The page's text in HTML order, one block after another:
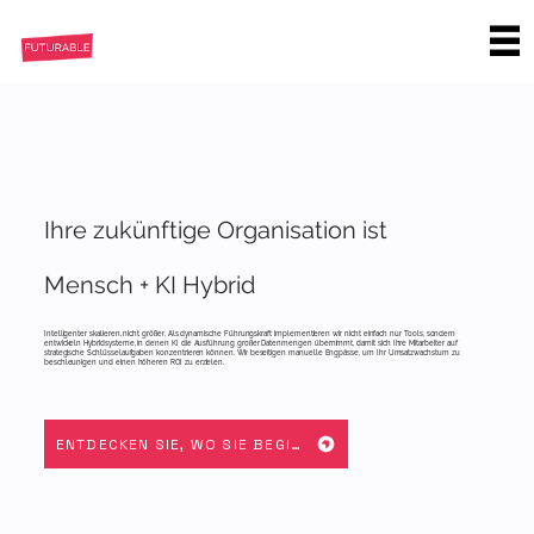
Ihre zukünftige Organisation ist
Mensch + KI Hybrid
Intelligenter skalieren, nicht größer. Als dynamische Führungskraft implementieren wir nicht einfach nur Tools, sondern
entwickeln Hybridsysteme, in denen KI die Ausführung großer Datenmengen übernimmt, damit sich Ihre Mitarbeiter auf
strategische Schlüsselaufgaben konzentrieren können. Wir beseitigen manuelle Engpässe, um Ihr Umsatzwachstum zu
beschleunigen und einen höheren ROI zu erzielen.
ENTDECKEN SIE, WO SIE BEGINNEN SOLLTEN